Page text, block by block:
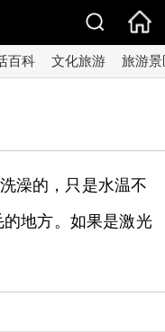
百科 文化旅游 旅游景
澡的，只是水温不
地方。如果是激光